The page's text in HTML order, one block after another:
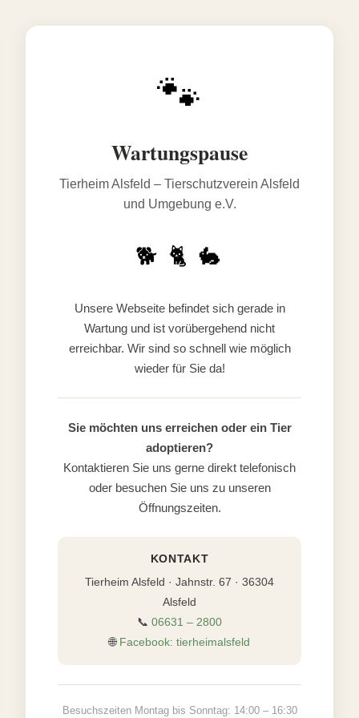
🐾
Wartungspause
Tierheim Alsfeld – Tierschutzverein Alsfeld
und Umgebung e.V.
🐕 🐈 🐇
Unsere Webseite befindet sich gerade in
Wartung und ist vorübergehend nicht
erreichbar. Wir sind so schnell wie möglich
wieder für Sie da!
Sie möchten uns erreichen oder ein Tier
adoptieren?
Kontaktieren Sie uns gerne direkt telefonisch
oder besuchen Sie uns zu unseren
Öffnungszeiten.
KONTAKT
Tierheim Alsfeld · Jahnstr. 67 · 36304
Alsfeld
📞 06631 – 2800
🌐 Facebook: tierheimalsfeld
Besuchszeiten Montag bis Sonntag: 14:00 – 16:30